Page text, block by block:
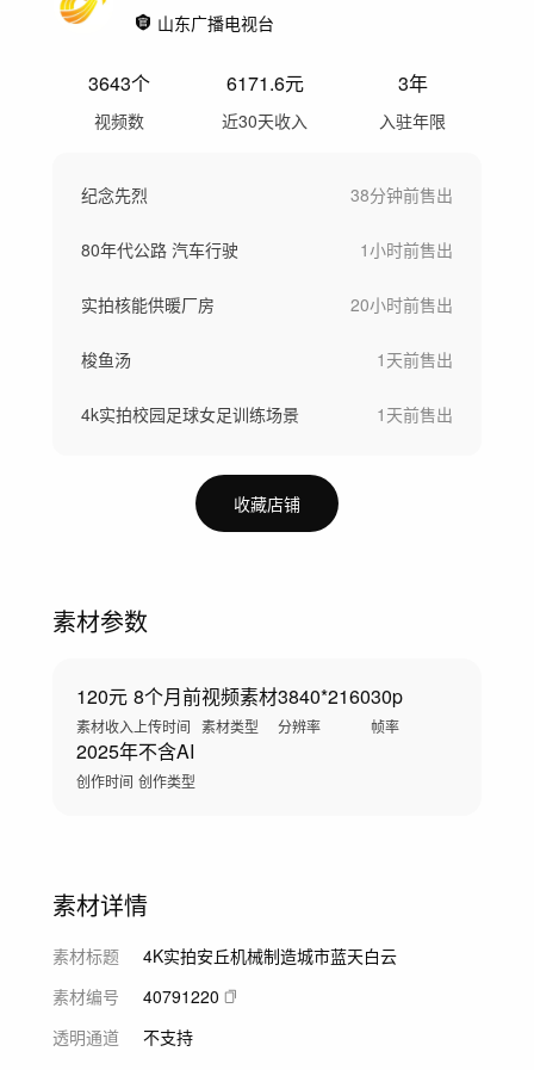
山东广播电视台
3643个
视频数
6171.6元
近30天收入
3年
入驻年限
纪念先烈 38分钟前售出
80年代公路 汽车行驶 1小时前售出
实拍核能供暖厂房 20小时前售出
梭鱼汤 1天前售出
4k实拍校园足球女足训练场景 1天前售出
收藏店铺
素材参数
120元
素材收入
8个月前
上传时间
视频素材
素材类型
3840*2160
分辨率
30p
帧率
2025年
创作时间
不含AI
创作类型
素材详情
素材标题
4K实拍安丘机械制造城市蓝天白云
素材编号
40791220
透明通道
不支持